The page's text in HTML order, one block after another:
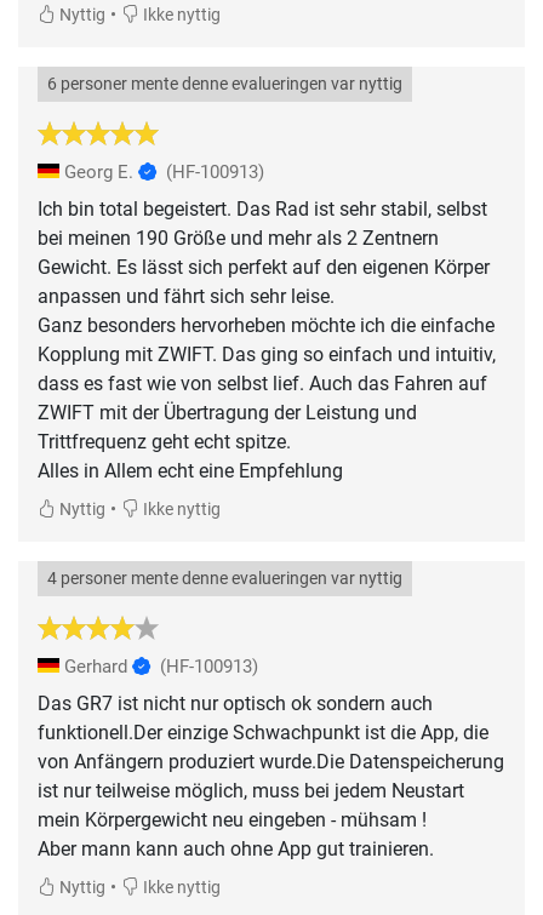
Nyttig • Ikke nyttig
6 personer mente denne evalueringen var nyttig
Georg E. (HF-100913)
Ich bin total begeistert. Das Rad ist sehr stabil, selbst
bei meinen 190 Größe und mehr als 2 Zentnern
Gewicht. Es lässt sich perfekt auf den eigenen Körper
anpassen und fährt sich sehr leise.
Ganz besonders hervorheben möchte ich die einfache
Kopplung mit ZWIFT. Das ging so einfach und intuitiv,
dass es fast wie von selbst lief. Auch das Fahren auf
ZWIFT mit der Übertragung der Leistung und
Trittfrequenz geht echt spitze.
Alles in Allem echt eine Empfehlung
Nyttig • Ikke nyttig
4 personer mente denne evalueringen var nyttig
Gerhard (HF-100913)
Das GR7 ist nicht nur optisch ok sondern auch
funktionell.Der einzige Schwachpunkt ist die App, die
von Anfängern produziert wurde.Die Datenspeicherung
ist nur teilweise möglich, muss bei jedem Neustart
mein Körpergewicht neu eingeben - mühsam !
Aber mann kann auch ohne App gut trainieren.
Nyttig • Ikke nyttig